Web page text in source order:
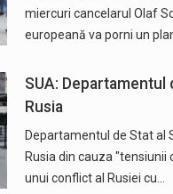
miercuri cancelarul Olaf
europeană va porni un
SUA:
Rusia
Departamentul de Stat al
Rusia din cauza
unui conflict al Rusiei cu…